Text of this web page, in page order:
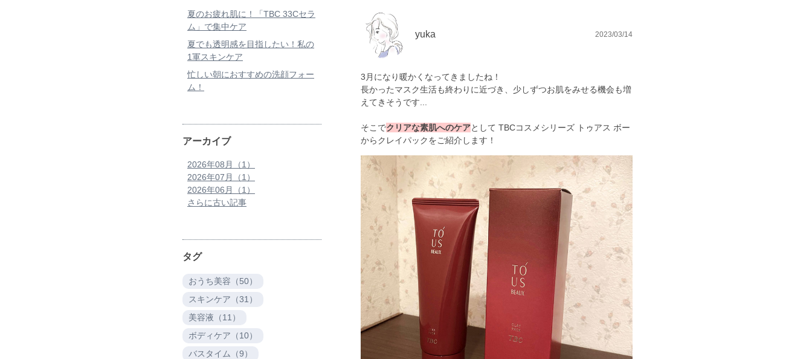
夏のお疲れ肌に！「TBC 33Cセラ
ム」で集中ケア
夏でも透明感を目指したい！私の
1軍スキンケア
忙しい朝におすすめの洗顔フォー
ム！
アーカイブ
2026年08月（1）
2026年07月（1）
2026年06月（1）
さらに古い記事
タグ
おうち美容（50）
スキンケア（31）
美容液（11）
ボディケア（10）
バスタイム（9）
yuka 2023/03/14
3月になり暖かくなってきましたね！
長かったマスク生活も終わりに近づき、少しずつお肌をみせる機会も増
えてきそうです...
そこでクリアな素肌へのケアとして TBCコスメシリーズ トゥアス ボー